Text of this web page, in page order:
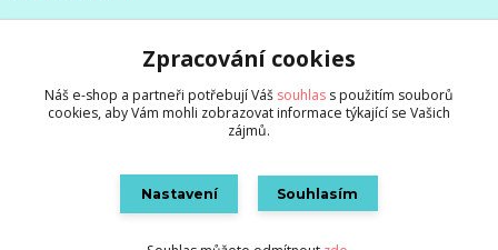
+420 705 976 386
info@zlevnenizbozi.cz
Zpracování cookies
Náš e-shop a partneři potřebují Váš souhlas s použitím souborů
cookies, aby Vám mohli zobrazovat informace týkající se Vašich
zájmů.
Nastavení Souhlasím